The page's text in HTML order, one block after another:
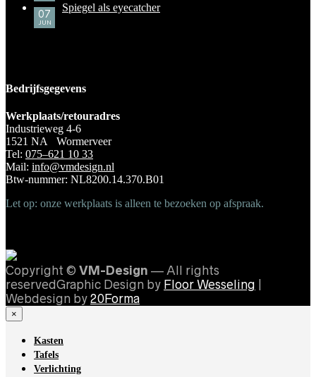
07
JUN
Spiegel als eyecatcher
Bedrijfsgegevens
Werkplaats/retouradres
Industrieweg 4-6
1521 NA Wormerveer
Tel: 075–621 10 33
Mail: info@vmdesign.nl
Btw-nummer: NL8200.14.370.B01
Let op: onze werkplaats is alleen te bezoeken op afspraak.
Copyright © VM-Design — All rights
reservedGraphic Design by Floor Wesseling
Webdesign by 20Forma
×
Kasten
Tafels
Verlichting